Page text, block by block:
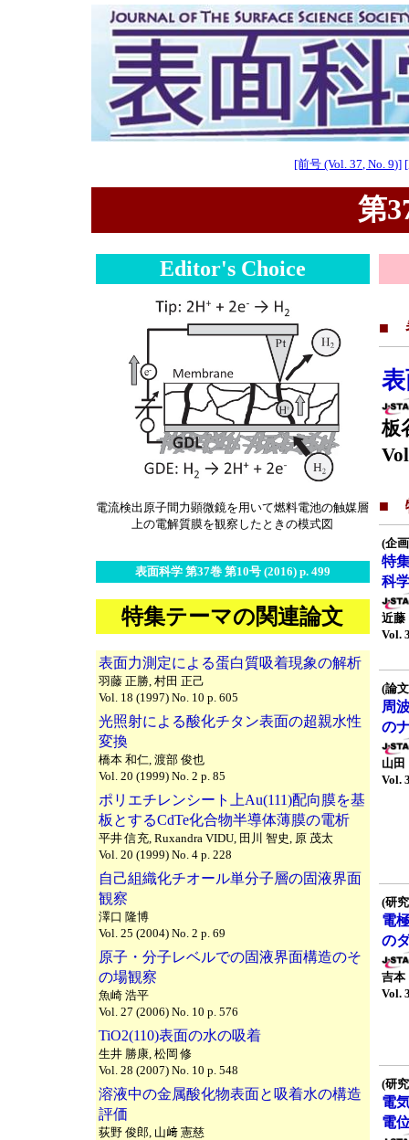
[前号 (Vol. 37, No. 9)]
第
Editor's Choice
電流検出原子間力顕微鏡を用いて燃料電池の触媒層
上の電解質膜を観察したときの模式図
表面科学 第37巻 第10号 (2016) p. 499
特集テーマの関連論文
表面力測定による蛋白質吸着現象の解析
羽藤 正勝, 村田 正己
Vol. 18 (1997) No. 10 p. 605
光照射による酸化チタン表面の超親水性
変換
橋本 和仁, 渡部 俊也
Vol. 20 (1999) No. 2 p. 85
ポリエチレンシート上Au(111)配向膜を基
板とするCdTe化合物半導体薄膜の電析
平井 信充, Ruxandra VIDU, 田川 智史, 原 茂太
Vol. 20 (1999) No. 4 p. 228
自己組織化チオール単分子層の固液界面
観察
澤口 隆博
Vol. 25 (2004) No. 2 p. 69
原子・分子レベルでの固液界面構造のそ
の場観察
魚崎 浩平
Vol. 27 (2006) No. 10 p. 576
TiO2(110)表面の水の吸着
生井 勝康, 松岡 修
Vol. 28 (2007) No. 10 p. 548
溶液中の金属酸化物表面と吸着水の構造
評価
荻野 俊郎, 山﨑 憲慈
■
板
■
(企
特
科
近
Vol.
(論
周
の
山
Vol.
(研
電
の
吉
Vol.
(研
電
電